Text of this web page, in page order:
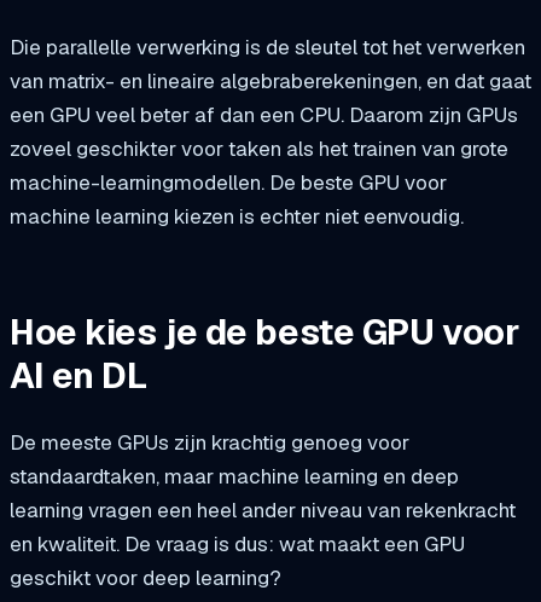
Die parallelle verwerking is de sleutel tot het verwerken
van matrix- en lineaire algebraberekeningen, en dat gaat
een GPU veel beter af dan een CPU. Daarom zijn GPUs
zoveel geschikter voor taken als het trainen van grote
machine-learningmodellen. De beste GPU voor
machine learning kiezen is echter niet eenvoudig.
Hoe kies je de beste GPU voor
AI en DL
De meeste GPUs zijn krachtig genoeg voor
standaardtaken, maar machine learning en deep
learning vragen een heel ander niveau van rekenkracht
en kwaliteit. De vraag is dus: wat maakt een GPU
geschikt voor deep learning?